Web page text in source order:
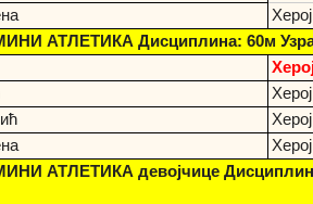
АТЛЕТИКА Дисциплина: 60м
АТЛЕТИКА девојчице